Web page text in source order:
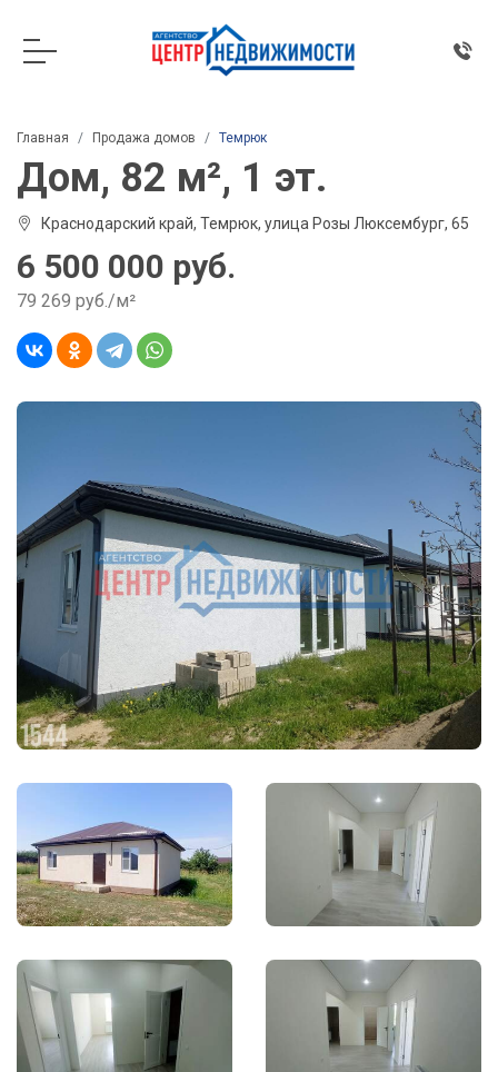
Главная Продажа домов Темрюк
Дом, 82 м², 1 эт.
Краснодарский край, Темрюк, улица Розы Люксембург, 65
6 500 000 руб.
79 269 руб./м²